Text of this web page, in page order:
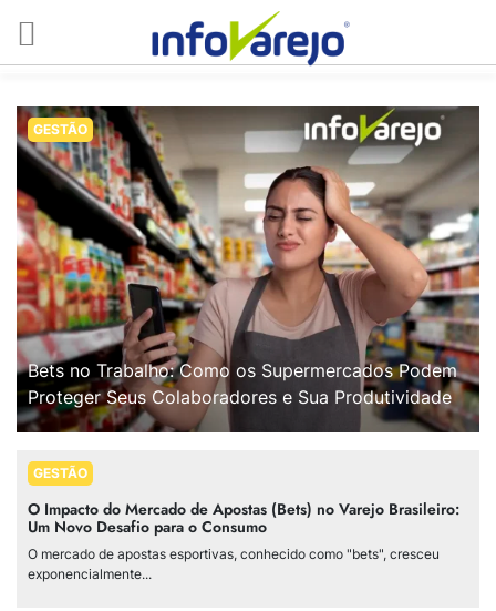
GESTÃO
Bets no Trabalho: Como os Supermercados Podem
Proteger Seus Colaboradores e Sua Produtividade
GESTÃO
O Impacto do Mercado de Apostas (Bets) no Varejo Brasileiro:
Um Novo Desafio para o Consumo
O mercado de apostas esportivas, conhecido como "bets", cresceu
exponencialmente...